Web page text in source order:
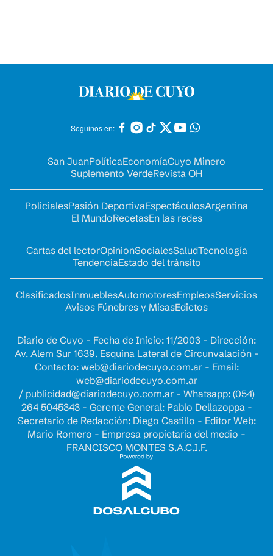
Seguinos en:
San JuanPolíticaEconomíaCuyo Minero
Suplemento VerdeRevista OH
PolicialesPasión DeportivaEspectáculosArgentina
El MundoRecetasEn las redes
Cartas del lectorOpinionSocialesSaludTecnología
TendenciaEstado del tránsito
ClasificadosInmueblesAutomotoresEmpleosServicios
Avisos Fúnebres y MisasEdictos
Diario de Cuyo - Fecha de Inicio: 11/2003 - Dirección:
Av. Alem Sur 1639. Esquina Lateral de Circunvalación -
Contacto: web@diariodecuyo.com.ar- Email:
web@diariodecuyo.com.ar
/ publicidad@diariodecuyo.com.ar- Whatsapp: (054)
264 5045343 - Gerente General: Pablo Dellazoppa -
Secretario de Redacción: Diego Castillo - Editor Web:
Mario Romero - Empresa propietaria del medio -
FRANCISCO MONTES S.A.C.I.F.